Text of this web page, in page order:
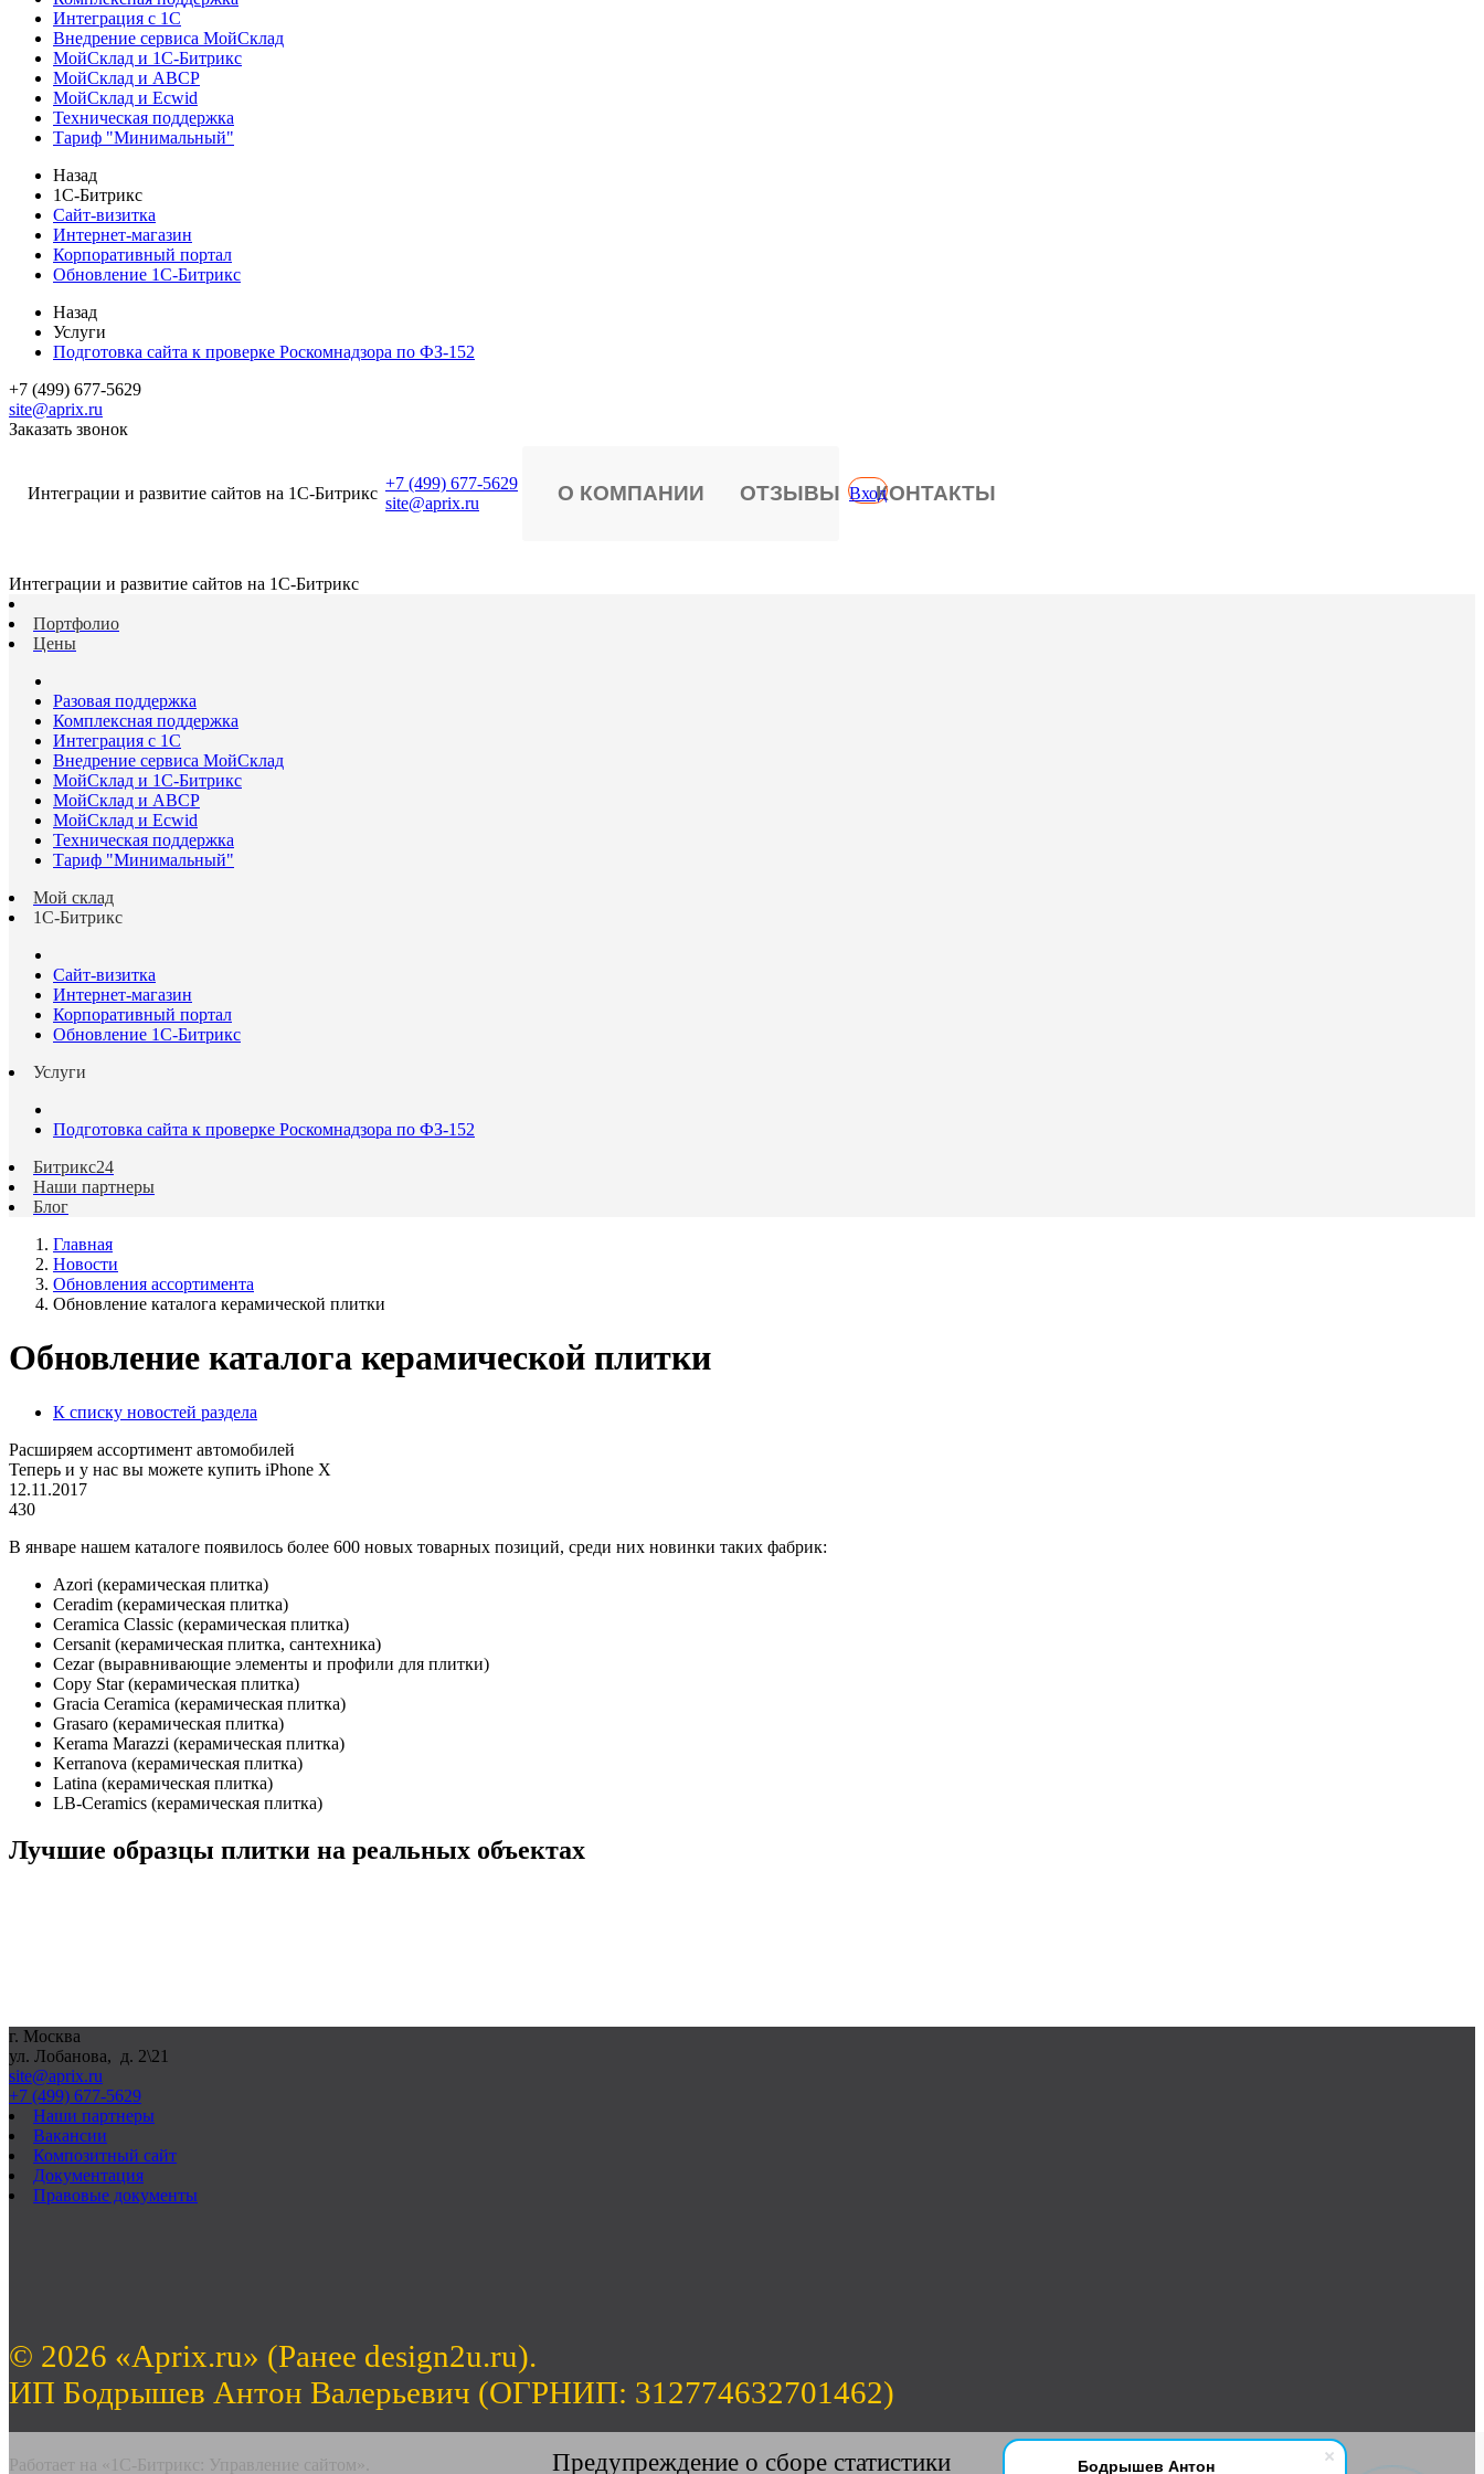
Бодрышев Антон
Интеграция с 1С
Внедрение сервиса МойСклад
МойСклад и 1С-Битрикс
МойСклад и ABCP
МойСклад и Ecwid
Техническая поддержка
Тариф "Минимальный"
Назад
1С-Битрикс
Сайт-визитка
Интернет-магазин
Корпоративный портал
Обновление 1С-Битрикс
Назад
Услуги
Подготовка сайта к проверке Роскомнадзора по ФЗ-152
+7 (499) 677-5629
site@aprix.ru
Заказать звонок
Интеграции и развитие сайтов на 1С-Битрикс
+7 (499) 677-5629
site@aprix.ru
О КОМПАНИИ ОТЗЫВЫ КОНТАКТЫ
Вход
Интеграции и развитие сайтов на 1С-Битрикс
Портфолио
Цены
Разовая поддержка
Комплексная поддержка
Интеграция с 1С
Внедрение сервиса МойСклад
МойСклад и 1С-Битрикс
МойСклад и ABCP
МойСклад и Ecwid
Техническая поддержка
Тариф "Минимальный"
Мой склад
1С-Битрикс
Сайт-визитка
Интернет-магазин
Корпоративный портал
Обновление 1С-Битрикс
Услуги
Подготовка сайта к проверке Роскомнадзора по ФЗ-152
Битрикс24
Наши партнеры
Блог
Главная
Новости
Обновления ассортимента
Обновление каталога керамической плитки
Обновление каталога керамической плитки
К списку новостей раздела
Расширяем ассортимент автомобилей
Теперь и у нас вы можете купить iPhone X
12.11.2017
430
В январе нашем каталоге появилось более 600 новых товарных позиций, среди них новинки таких фабрик:
Azori (керамическая плитка)
Ceradim (керамическая плитка)
Ceramica Classic (керамическая плитка)
Cersanit (керамическая плитка, сантехника)
Cezar (выравнивающие элементы и профили для плитки)
Copy Star (керамическая плитка)
Gracia Ceramica (керамическая плитка)
Grasaro (керамическая плитка)
Kerama Marazzi (керамическая плитка)
Kerranova (керамическая плитка)
Latina (керамическая плитка)
LB-Ceramics (керамическая плитка)
Лучшие образцы плитки на реальных объектах
г. Москва
ул. Лобанова, д. 2\21
site@aprix.ru
+7 (499) 677-5629
Наши партнеры
Вакансии
Композитный сайт
Документация
Правовые документы
© 2026 «Aprix.ru» (Ранее design2u.ru).
ИП Бодрышев Антон Валерьевич (ОГРНИП: 312774632701462)
Работает на «1С-Битрикс: Управление сайтом». Предупреждение о сборе статистики